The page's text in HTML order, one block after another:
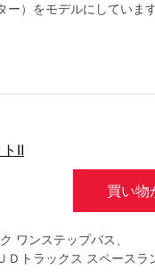
）をモデルにしています
Ⅱ
買い物
ワンステップバス、
トラックス スペースラ